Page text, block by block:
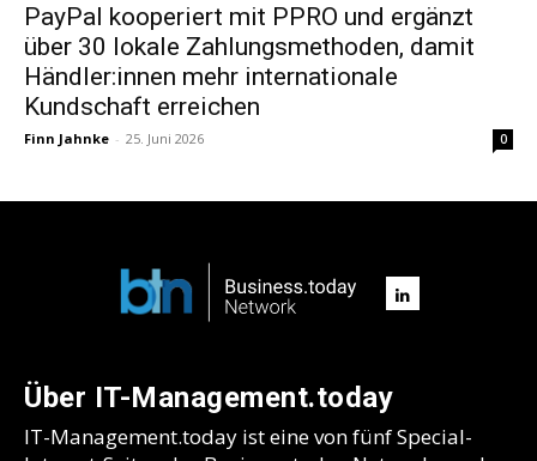
PayPal kooperiert mit PPRO und ergänzt
über 30 lokale Zahlungsmethoden, damit
Händler:innen mehr internationale
Kundschaft erreichen
Finn Jahnke - 25. Juni 2026 0
Über IT-Management.today
IT-Management.today ist eine von fünf Special-